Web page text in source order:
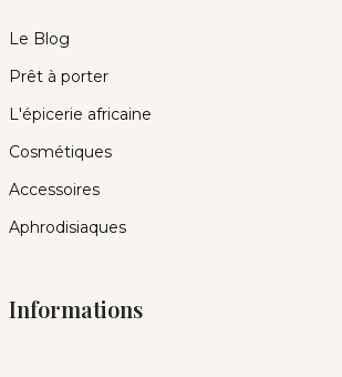
Le Blog
Prêt à porter
L'épicerie africaine
Cosmétiques
Accessoires
Aphrodisiaques
Informations